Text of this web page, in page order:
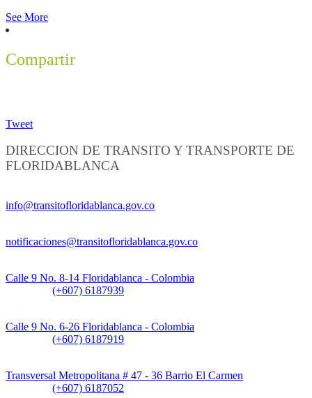
See More
Compartir
Tweet
DIRECCION DE TRANSITO Y TRANSPORTE DE
FLORIDABLANCA
info@transitofloridablanca.gov.co
notificaciones@transitofloridablanca.gov.co
Calle 9 No. 8-14 Floridablanca - Colombia
(+607) 6187939
Calle 9 No. 6-26 Floridablanca - Colombia
(+607) 6187919
Transversal Metropolitana # 47 - 36 Barrio El Carmen
(+607) 6187052